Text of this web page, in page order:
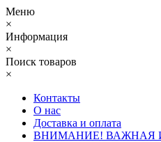
Меню
×
Информация
×
Поиск товаров
×
Контакты
О нас
Доставка и оплата
ВНИМАНИЕ! ВАЖНАЯ